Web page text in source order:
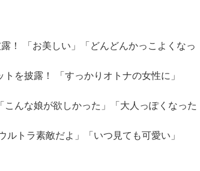
！ 「お美しい」「どんどんかっこよくなっ
を披露！ 「すっかりオトナの女性に」
んな娘が欲しかった」「大人っぽくなった
トラ素敵だよ」「いつ見ても可愛い」